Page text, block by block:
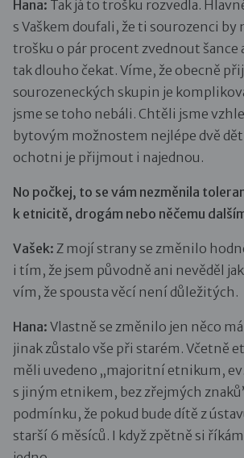
Hana: Tak já to trošku rozvedla.
s Vaškem doufali, že ti sourozenci by
trošku o pár procent zvednout šance
tak dlouho čekat. Víme, že obecně
sourozeneckých skupin je
jsme se toho nebáli. Chtěli jsme
bytovým možnostem nejlépe dvě
ochotni je přijmout i najednou.
No počkej, to se vám nezměnila
k etnicitě, drogám nebo něčemu
Vašek: Z mojí strany se změnilo
i tím, že jsem původně ani nevěděl
vím, že spousta věcí není důležitých.
Hana: Vlastně se změnilo jen něco
jinak zůstalo vše při starém. Včetně
měli uvedeno „majoritní etnikum,
s jiným etnikem, bez zřejmých
podmínku, že pokud bude dítě z
starší 6 měsíců. I když zpětně si